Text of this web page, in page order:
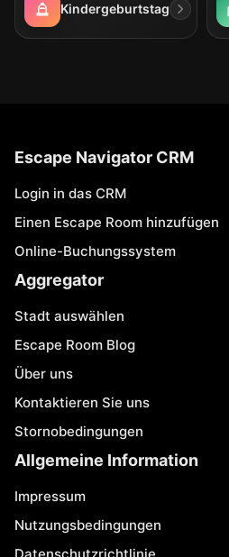
Kindergeburtstag
Escape Navigator CRM
Login in das CRM
Einen Escape Room hinzufügen
Online-Buchungssystem
Aggregator
Stadt auswählen
Escape Room Blog
Über uns
Kontaktieren Sie uns
Stornobedingungen
Allgemeine Information
Impressum
Nutzungsbedingungen